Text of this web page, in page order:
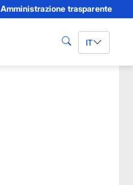
Amministrazione trasparente
cerca IT